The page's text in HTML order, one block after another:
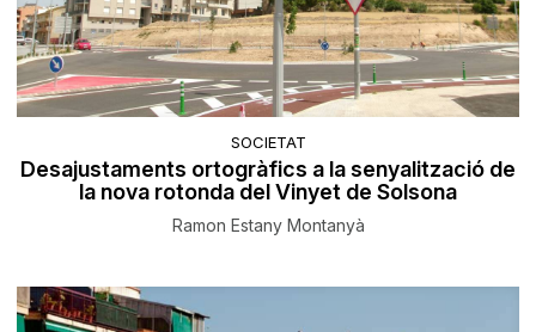
SOCIETAT
Desajustaments ortogràfics a la senyalització de
la nova rotonda del Vinyet de Solsona
Ramon Estany Montanyà